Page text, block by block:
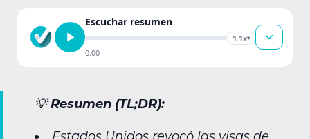
Escuchar resumen
1.1x▾
0:00
💡Resumen (TL;DR):